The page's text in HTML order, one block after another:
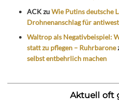
ACKzuWie Putins deutsche
Drohnenanschlag für
Waltrop als Negativbeispiel:
statt zu pflegen – Ruhrbarone
selbst entbehrlich machen
Aktuell oft